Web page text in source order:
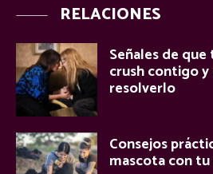
RELACIONES
Señales de
crush contigo y
resolverlo
Consejos
mascota con